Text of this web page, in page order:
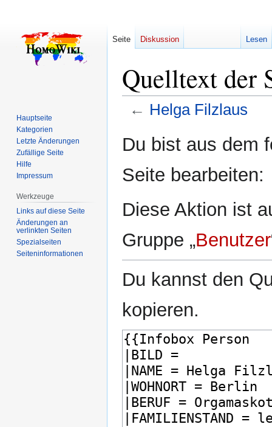
Quelltext der
← Helga Filzlaus
Navigation
Suche
Du bist aus dem
Seite bearbeiten:
Diese Aktion ist
Gruppe „Benutzer
Du kannst den
kopieren.
Seite Diskussion Lesen
Hauptseite
Kategorien
Letzte Änderungen
Zufällige Seite
Hilfe
Impressum
Werkzeuge
Links auf diese Seite
Änderungen an
verlinkten Seiten
Spezialseiten
Seiten­­informationen